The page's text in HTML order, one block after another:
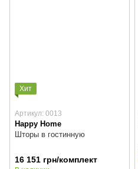
Хит
Артикул: 0013
Happy Home
Шторы в гостинную
16 151 грн/комплект